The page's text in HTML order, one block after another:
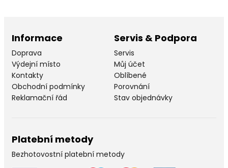
Informace
Doprava
Výdejní místo
Kontakty
Obchodní podmínky
Reklamační řád
Servis & Podpora
Servis
Můj účet
Oblíbené
Porovnání
Stav objednávky
Platební metody
Bezhotovostní platební metody